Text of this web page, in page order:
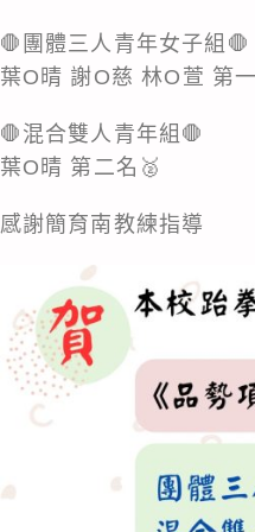
🛑團體三人青年女子組🛑
葉O晴 謝O慈 林O萱 第
🛑混合雙人青年組🛑
葉O晴 第二名🥈
感謝簡育南教練指導